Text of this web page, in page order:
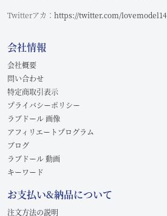
Twitterアカ： https://twitter.com/lovemodel14
会社情報
会社概要
問い合わせ
特定商取引表示
プライバシーポリシー
ラブドール 画像
アフィリエートプログラム
ブログ
ラブドール 動画
キーワード
お支払い&納品について
注文方法の説明